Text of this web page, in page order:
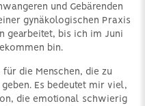
und Gebärenden
gynäkologischen Praxis
gearbeitet, bis ich im Juni
bin.
die Menschen, die zu
Es bedeutet mir viel,
die emotional schwierig